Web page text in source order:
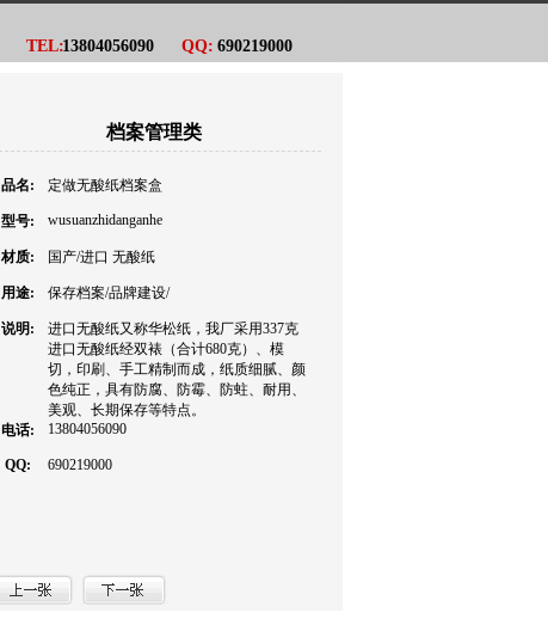
TEL:13804056090 QQ: 690219000
档案管理类
品名: 定做无酸纸档案盒
型号: wusuanzhidanganhe
材质: 国产/进口 无酸纸
用途: 保存档案/品牌建设/
说明:
进口无酸纸又称华松纸，我厂采用337克
进口无酸纸经双裱（合计680克）、模
切，印刷、手工精制而成，纸质细腻、颜
色纯正，具有防腐、防霉、防蛀、耐用、
美观、长期保存等特点。
电话:
13804056090
QQ: 690219000